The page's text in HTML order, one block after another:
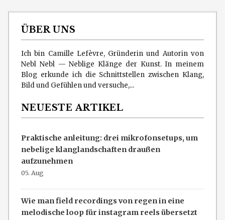
ÜBER UNS
Ich bin Camille Lefèvre, Gründerin und Autorin von
Nebl Nebl — Neblige Klänge der Kunst. In meinem
Blog erkunde ich die Schnittstellen zwischen Klang,
Bild und Gefühlen und versuche,...
NEUESTE ARTIKEL
Praktische anleitung: drei mikrofonsetups, um
nebelige klanglandschaften draußen
aufzunehmen
05. Aug
Wie man field recordings von regen in eine
melodische loop für instagram reels übersetzt